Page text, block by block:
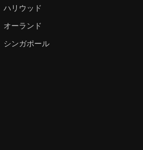
ハリウッド
オーランド
シンガポール